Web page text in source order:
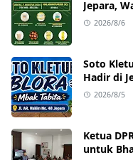
Jepara,
Goreng
2026/8/6
Soto
Hadir di
Mulai
2026/8/5
Ketua
untuk